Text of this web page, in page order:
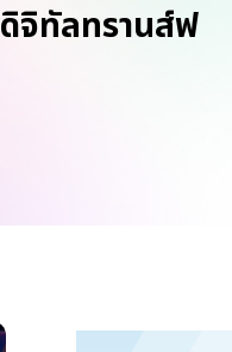
จิทัลทรานส์ฟ